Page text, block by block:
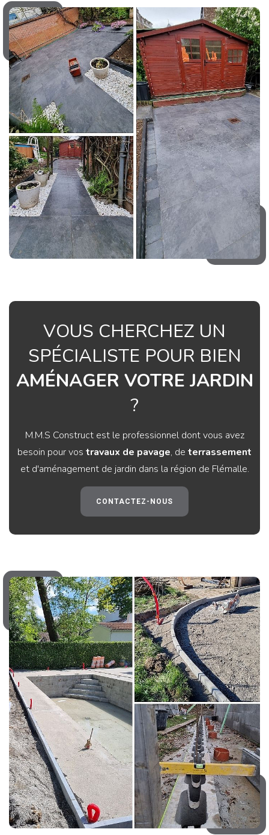
VOUS CHERCHEZ UN
SPÉCIALISTE POUR BIEN
AMÉNAGER VOTRE JARDIN
?
M.M.S Construct est le professionnel dont vous avez
besoin pour vos travaux de pavage, de terrassement
et d'aménagement de jardin dans la région de Flémalle.
CONTACTEZ-NOUS